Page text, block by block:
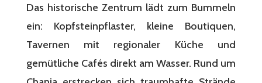
Das historische Zentrum lädt zum Bummeln
ein: Kopfsteinpflaster, kleine Boutiquen,
Tavernen mit regionaler Küche und
gemütliche Cafés direkt am Wasser. Rund um